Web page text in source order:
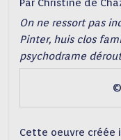
Par Christine de
On ne ressort pas
Pinter, huis clos
psychodrame
Cette oeuvre créée